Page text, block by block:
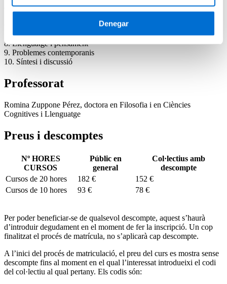
Denegar
4. Wittgenstein I: el llenguatge com a imatge del món
6. Relativisme lingüístic: la tesi Sapir-Whorf
7. Llenguatge i categories
8. Llenguatge i pensament
9. Problemes contemporanis
10. Síntesi i discussió
Professorat
Romina Zuppone Pérez, doctora en Filosofia i en Ciències
Cognitives i Llenguatge
Preus i descomptes
Nº HORES
CURSOS
Públic en
general
Col·lectius amb
descompte
Cursos de 20 hores
182 €
152 €
Cursos de 10 hores
93 € 78 €
Per poder beneficiar-se de qualsevol descompte, aquest s’haurà
d’introduir degudament en el moment de fer la inscripció. Un cop
finalitzat el procés de matrícula, no s’aplicarà cap descompte.
A l’inici del procés de matriculació, el preu del curs es mostra sense
descompte fins al moment en el qual l’interessat introdueixi el codi
del col·lectiu al qual pertany. Els codis són: